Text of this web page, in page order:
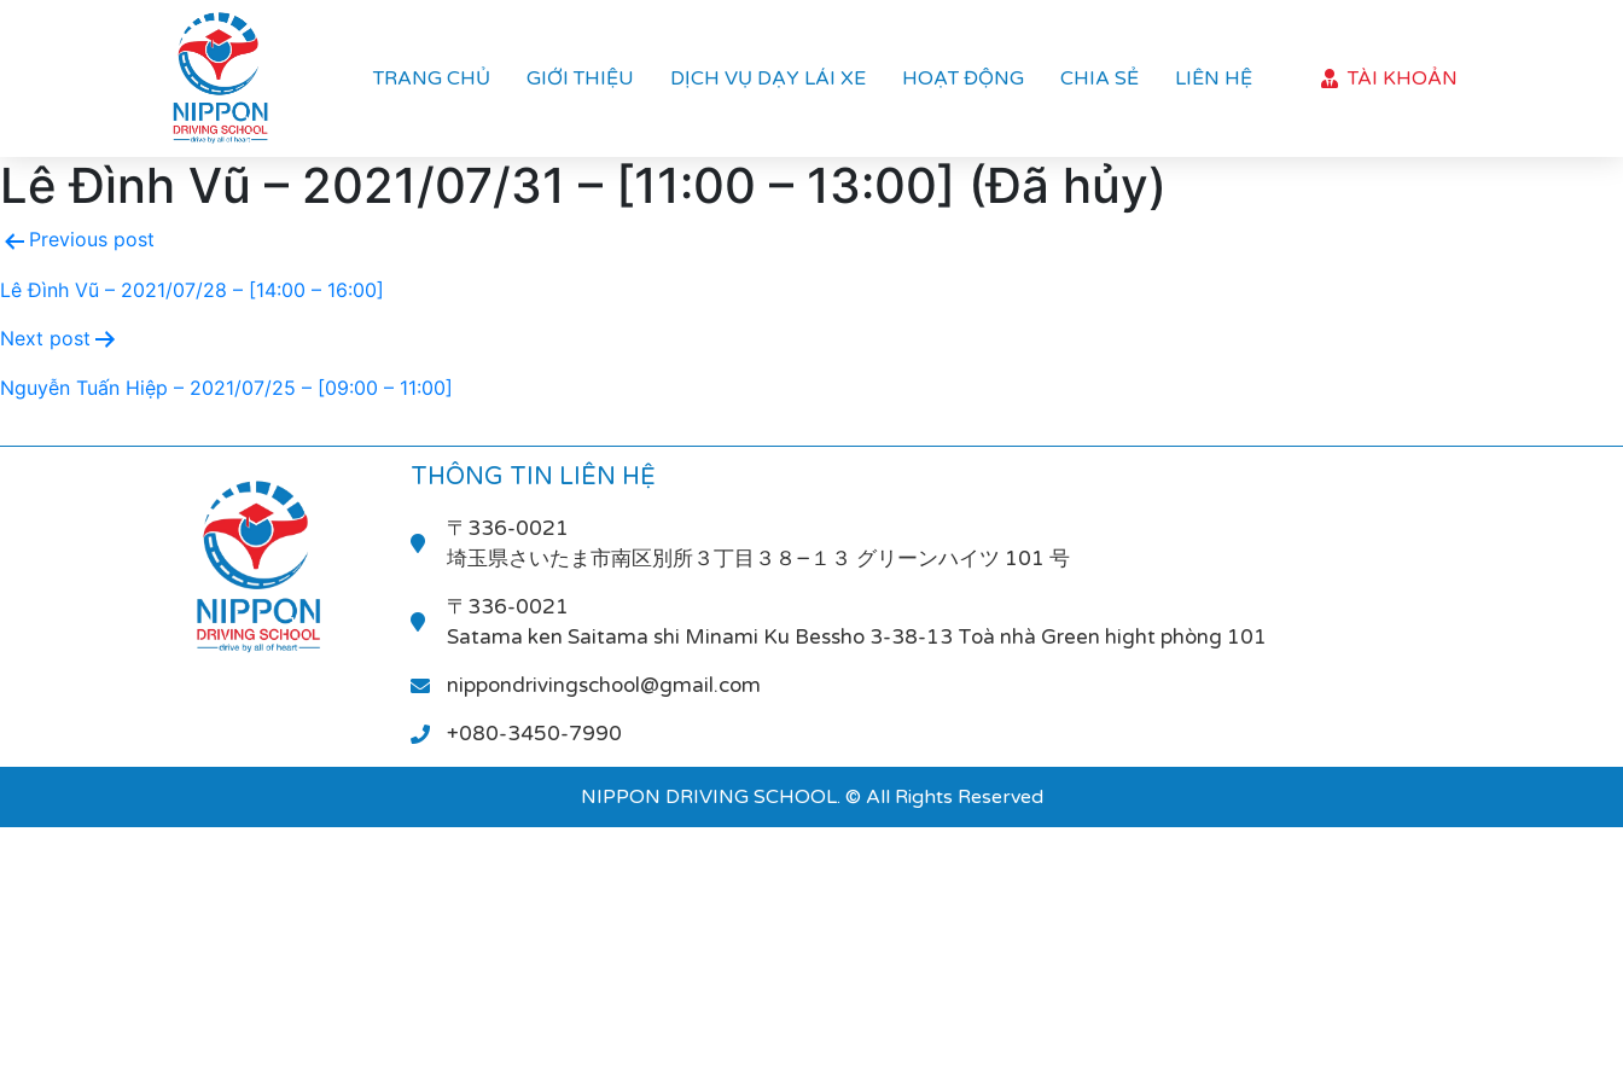
TRANG CHỦ GIỚI THIỆU DỊCH VỤ DẠY LÁI XE HOẠT ĐỘNG CHIA SẺ LIÊN HỆ TÀI KHOẢN
Lê Đình Vũ – 2021/07/31 – [11:00 – 13:00] (Đã hủy)
Previous post
Lê Đình Vũ – 2021/07/28 – [14:00 – 16:00]
Next post
Nguyễn Tuấn Hiệp – 2021/07/25 – [09:00 – 11:00]
THÔNG TIN LIÊN HỆ
〒336-0021
埼玉県さいたま市南区別所３丁目３８−１３ グリーンハイツ 101 号
〒336-0021
Satama ken Saitama shi Minami Ku Bessho 3-38-13 Toà nhà Green hight phòng 101
nippondrivingschool@gmail.com
+080-3450-7990
NIPPON DRIVING SCHOOL. © All Rights Reserved